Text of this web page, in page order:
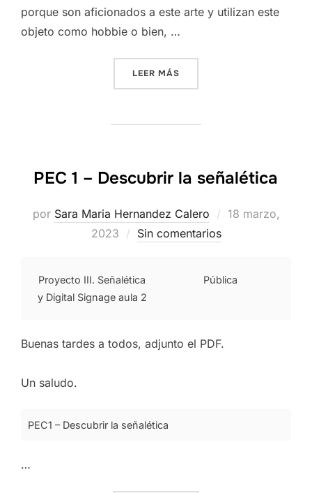
porque son aficionados a este arte y utilizan este
objeto como hobbie o bien, …
LEER MÁS
PEC 1 – Descubrir la señalética
por Sara Maria Hernandez Calero
Publicado
18 marzo,
2023
Sin comentarios
Proyecto III. Señalética
y Digital Signage aula 2
Pública
Buenas tardes a todos, adjunto el PDF.
Un saludo.
PEC1 – Descubrir la señalética
…